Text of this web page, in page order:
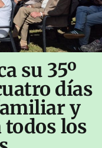
su 35º
días
y
los